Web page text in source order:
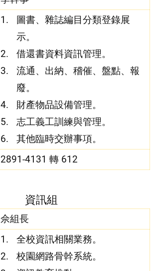
圖書、雜誌編目分類登錄展
示。
借還書資料資訊管理。
流通、出納、稽催、盤點、報
廢。
財產物品設備管理。
志工義工訓練與管理。
其他臨時交辦事項。
2891-4131 轉 612
資訊組
佘組長
全校資訊相關業務。
校園網路骨幹系統。